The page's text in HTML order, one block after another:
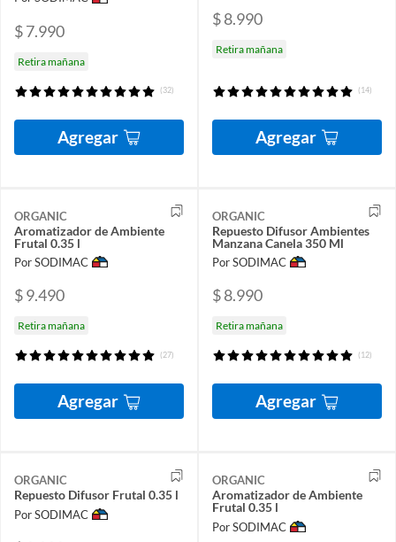
$ 7.990
Retira mañana
(32)
Agregar
$ 8.990
Retira mañana
(14)
Agregar
ORGANIC
Aromatizador de Ambiente
Frutal 0.35 l
Por SODIMAC
$ 9.490
Retira mañana
(27)
Agregar
ORGANIC
Repuesto Difusor Ambientes
Manzana Canela 350 Ml
Por SODIMAC
$ 8.990
Retira mañana
(12)
Agregar
ORGANIC
Repuesto Difusor Frutal 0.35 l
Por SODIMAC
ORGANIC
Aromatizador de Ambiente
Frutal 0.35 l
Por SODIMAC